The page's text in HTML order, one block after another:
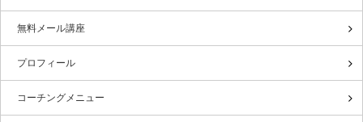
無料メール講座
プロフィール
コーチングメニュー